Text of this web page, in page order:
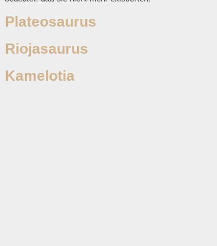
Plateosaurus
Riojasaurus
Kamelotia